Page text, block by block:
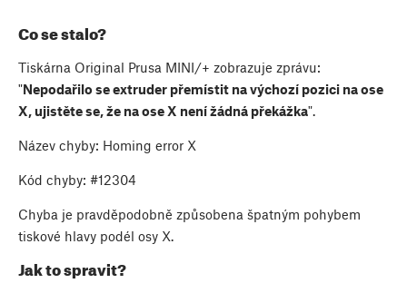
Co se stalo?
Tiskárna Original Prusa MINI/+ zobrazuje zprávu:
"Nepodařilo se extruder přemístit na výchozí pozici na ose
X, ujistěte se, že na ose X není žádná překážka".
Název chyby: Homing error X
Kód chyby: #12304
Chyba je pravděpodobně způsobena špatným pohybem
tiskové hlavy podél osy X.
Jak to spravit?